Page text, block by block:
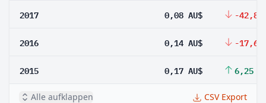
2017 0,08 AU$ -42,86
2016 0,14 AU$ -17,65
2015 0,17 AU$ 6,25 %
Alle aufklappen CSV Export